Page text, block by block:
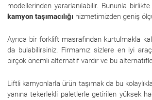
modellerinden yararlanılabilir. Bununla
kamyon taşımacılığı hizmetimizden geniş
Ayrıca bir forklift masrafından kurtulmakla
da bulabilirsiniz. Firmamız sizlere en iyi
birçok önemli alternatif vardır ve bu
Liftli kamyonlarla ürün taşımak da bu
yanına tekerlekli paletlerle getirilen yüksek